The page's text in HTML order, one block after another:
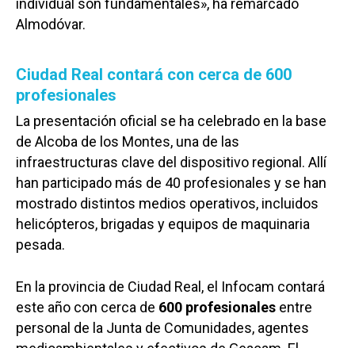
individual son fundamentales», ha remarcado
Almodóvar.
Ciudad Real contará con cerca de 600
profesionales
La presentación oficial se ha celebrado en la base
de Alcoba de los Montes, una de las
infraestructuras clave del dispositivo regional. Allí
han participado más de 40 profesionales y se han
mostrado distintos medios operativos, incluidos
helicópteros, brigadas y equipos de maquinaria
pesada.
En la provincia de Ciudad Real, el Infocam contará
este año con cerca de 600 profesionales entre
personal de la Junta de Comunidades, agentes